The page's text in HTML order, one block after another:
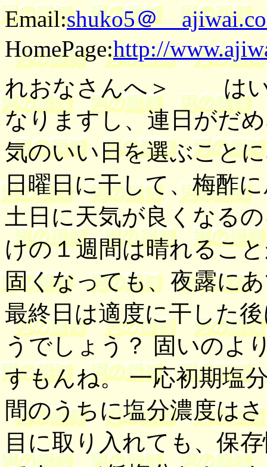
Email:shuko5＠
HomePage:http://
れおなさんへ＞ はい
なりますし、連日がだ
気のいい日を選ぶこと
日曜日に干して、梅酢
土日に天気が良くなる
けの１週間は晴れるこ
固くなっても、夜露に
最終日は適度に干した
うでしょう？ 固いのよ
すもんね。 一応初期塩
間のうちに塩分濃度は
目に取り入れても、保